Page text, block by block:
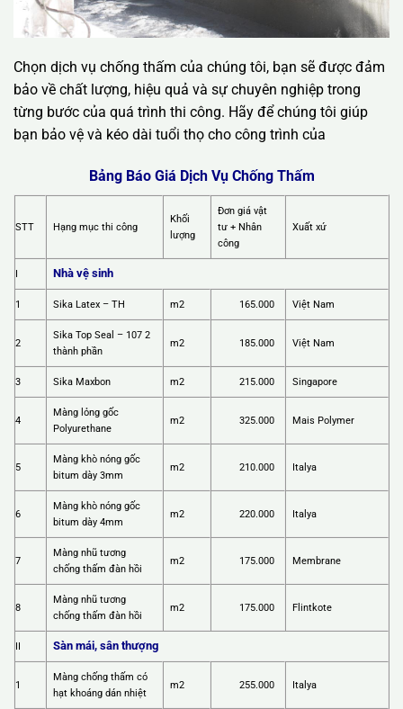
Chọn dịch vụ chống thấm của chúng tôi, bạn sẽ được đảm
bảo về chất lượng, hiệu quả và sự chuyên nghiệp trong
từng bước của quá trình thi công. Hãy để chúng tôi giúp
bạn bảo vệ và kéo dài tuổi thọ cho công trình của
Bảng Báo Giá Dịch Vụ Chống Thấm
STT Hạng mục thi công
Khối
lượng
Đơn giá vật
tư + Nhân
công
Xuất xứ
Nhà vệ sinh
1 Sika Latex – TH m2 165.000 Việt Nam
2
Sika Top Seal – 107 2
thành phần
m2 185.000 Việt Nam
3 Sika Maxbon m2 215.000 Singapore
4
Màng lỏng gốc
Polyurethane
m2 325.000 Mais Polymer
5
Màng khò nóng gốc
bitum dày 3mm
m2 210.000 Italya
6
Màng khò nóng gốc
bitum dày 4mm
m2 220.000 Italya
7
Màng nhũ tương
chống thấm đàn hồi
m2 175.000 Membrane
8
Màng nhũ tương
chống thấm đàn hồi
m2 175.000 Flintkote
Sàn mái, sân thượng
1
Màng chống thấm có
hạt khoáng dán nhiệt
m2 255.000 Italya